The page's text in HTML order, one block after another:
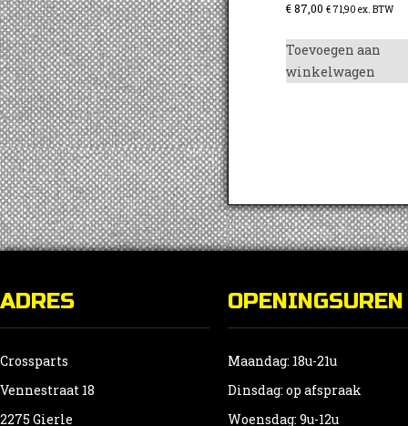
€87,00 € 71,90 ex. BTW
Toevoegen aan
winkelwagen
ADRES
Crossparts
Vennestraat 18
2275 Gierle
OPENINGSUREN
Maandag: 18u-21u
Dinsdag: op afspraak
Woensdag: 9u-12u